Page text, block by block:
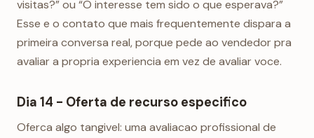
visitas?” ou “O interesse tem sido o que esperava?”
Esse e o contato que mais frequentemente dispara a
primeira conversa real, porque pede ao vendedor pra
avaliar a propria experiencia em vez de avaliar voce.
Dia 14 - Oferta de recurso especifico
Oferca algo tangivel: uma avaliacao profissional de